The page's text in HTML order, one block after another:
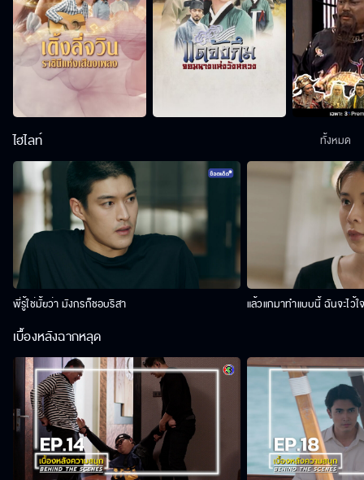
ไฮไลท์
พี่รู้ใช่มั้ยว่า มังกรก็ชอบริสา แล้วแกมาทำแบบนี้ ฉันจะไว้ใ
ทั้งหมด
เบื้องหลังฉากหลุด